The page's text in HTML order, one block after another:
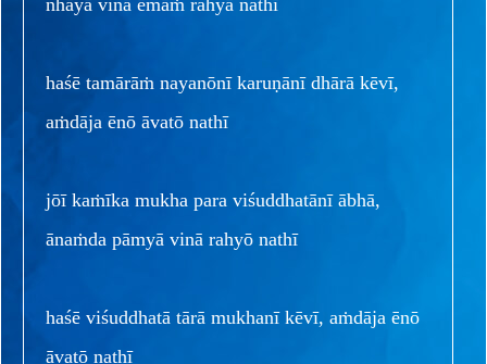
haśē tamārāṁ nayanōnī karuṇānī dhārā kēvī,
aṁdāja ēnō āvatō nathī
jōī kaṁīka mukha para viśuddhatānī ābhā,
ānaṁda pāmyā vinā rahyō nathī
haśē viśuddhatā tārā mukhanī kēvī, aṁdāja ēnō
āvatō nathī